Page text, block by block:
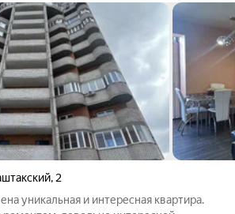
, 2
уникальная и интересная квартира.